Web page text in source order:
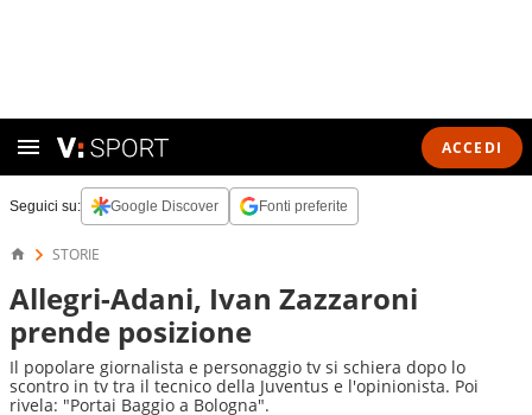
ACCEDI
Seguici su: Google Discover Fonti preferite
STORIE
Allegri-Adani, Ivan Zazzaroni
prende posizione
Il popolare giornalista e personaggio tv si schiera dopo lo
scontro in tv tra il tecnico della Juventus e l'opinionista. Poi
rivela: "Portai Baggio a Bologna".